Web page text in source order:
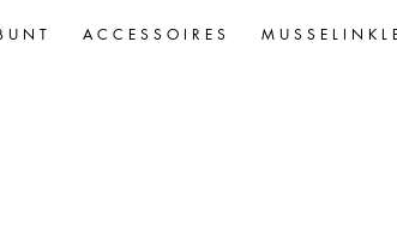
U N T A C C E S S O I R E S M U S S E L I N K L